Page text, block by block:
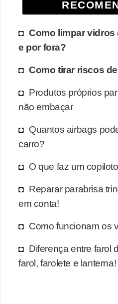
Como limpar vidros
e por fora?
Como tirar riscos
Produtos próprios
não embaçar
Quantos airbags
carro?
O que faz um
Reparar parabrisa
em conta!
Como funcionam os
Diferença entre farol
farol, farolete e lanterna!